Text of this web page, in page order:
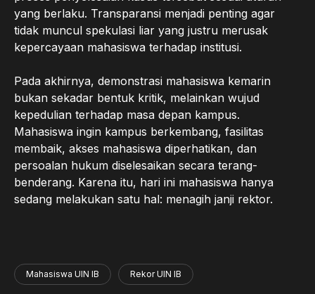
yang berlaku. Transparansi menjadi penting agar
tidak muncul spekulasi liar yang justru merusak
kepercayaan mahasiswa terhadap institusi.
Pada akhirnya, demonstrasi mahasiswa kemarin
bukan sekadar bentuk kritik, melainkan wujud
kepedulian terhadap masa depan kampus.
Mahasiswa ingin kampus berkembang, fasilitas
membaik, akses mahasiswa diperhatikan, dan
persoalan hukum diselesaikan secara terang-
benderang. Karena itu, hari ini mahasiswa hanya
sedang melakukan satu hal: menagih janji rektor.
Mahasiswa UIN IB Rekor UIN IB